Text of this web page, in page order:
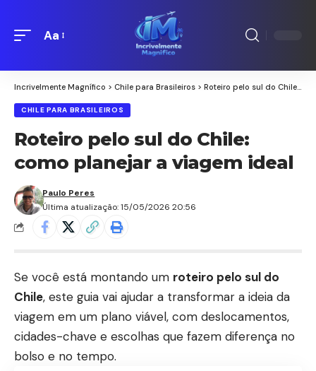
Redimensionamento
fontes
Aa
Incrivelmente Magnífico > Chile para Brasileiros > Roteiro pelo sul do Chile: como planejar a viagem ideal
CHILE PARA BRASILEIROS
Roteiro pelo sul do Chile:
como planejar a viagem ideal
Última atualização: 15/05/2026 20:56
Paulo Peres
Se você está montando um roteiro pelo sul do
Chile, este guia vai ajudar a transformar a ideia da
viagem em um plano viável, com deslocamentos,
cidades-chave e escolhas que fazem diferença no
bolso e no tempo.